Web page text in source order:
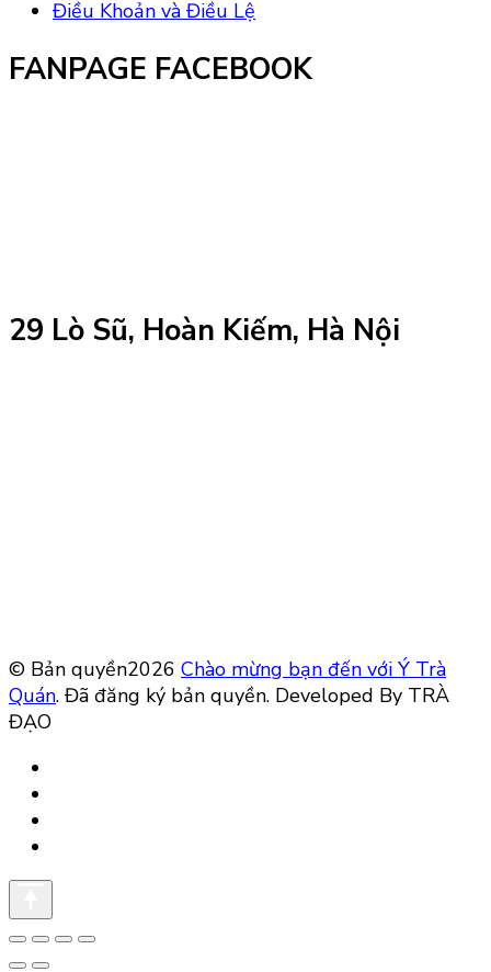
Điều Khoản và Điều Lệ
FANPAGE FACEBOOK
29 Lò Sũ, Hoàn Kiếm, Hà Nội
© Bản quyền2026 Chào mừng bạn đến với Ý Trà
Quán. Đã đăng ký bản quyền. Developed By TRÀ
ĐẠO